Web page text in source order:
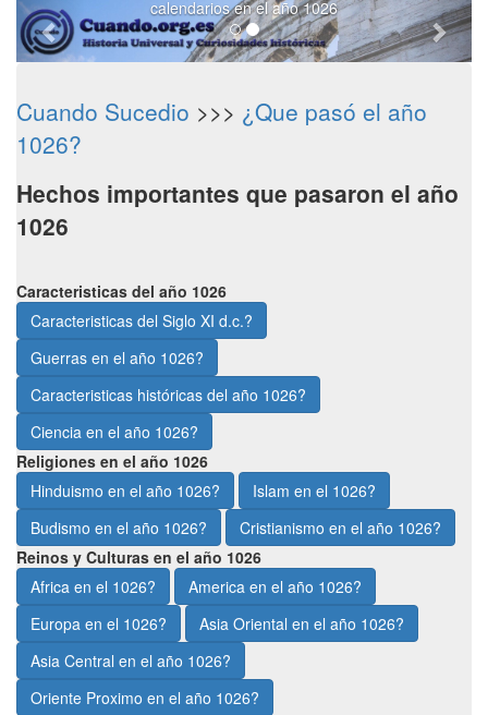
calendarios en el año 1026
Cuando Sucedio >>> ¿Que pasó el año
1026?
Hechos importantes que pasaron el año
1026
Caracteristicas del año 1026
Caracteristicas del Siglo XI d.c.?
Guerras en el año 1026?
Caracteristicas históricas del año 1026?
Ciencia en el año 1026?
Religiones en el año 1026
Hinduismo en el año 1026?
Islam en el 1026?
Budismo en el año 1026?
Cristianismo en el año 1026?
Reinos y Culturas en el año 1026
Africa en el 1026?
America en el año 1026?
Europa en el 1026?
Asia Oriental en el año 1026?
Asia Central en el año 1026?
Oriente Proximo en el año 1026?